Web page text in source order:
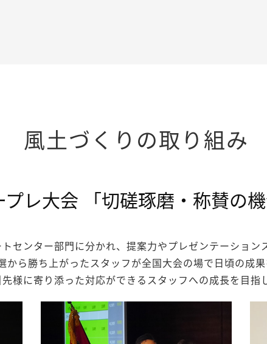
風土づくりの取り組み
プレ大会 「切磋琢磨・称賛の機
センター部門に分かれ、提案力やプレゼンテーション
から勝ち上がったスタッフが全国大会の場で日頃の成果
様に寄り添った対応ができるスタッフへの成長を目指